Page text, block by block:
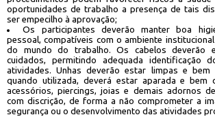
oportunidades de trabalho a presença de tais
ser empecilho à aprovação;
Os participantes deverão manter boa
pessoal, compatíveis com o ambiente
do mundo do trabalho. Os cabelos deverão
cuidados, permitindo adequada identificação
atividades. Unhas deverão estar limpas e bem
quando utilizada, deverá estar aparada e bem
acessórios, piercings, joias e demais adornos
com discrição, de forma a não comprometer a
segurança ou o desenvolvimento das atividades